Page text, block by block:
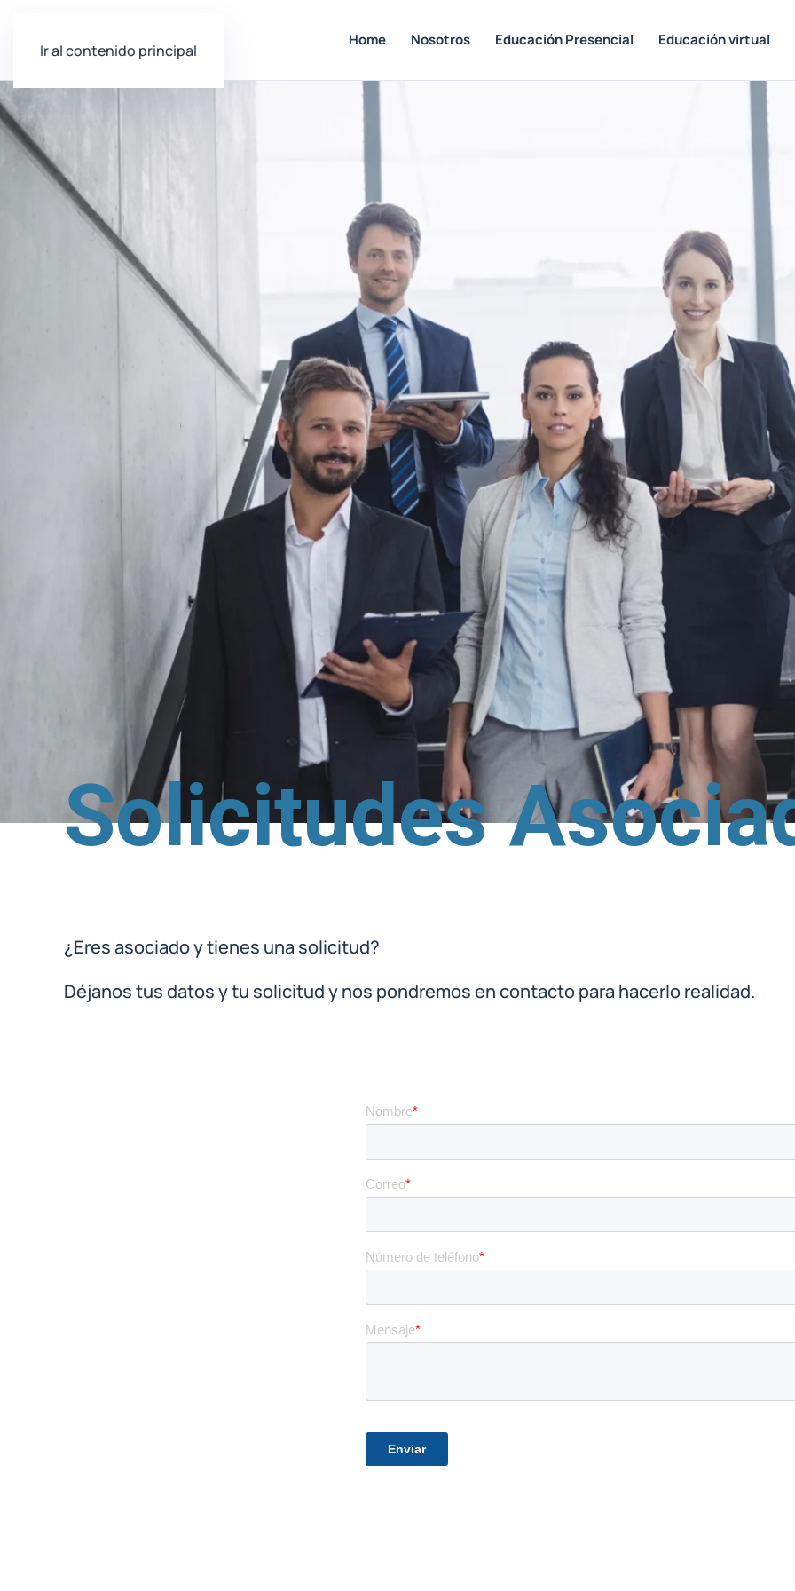
Ir al contenido principal
Home Nosotros Educación Presencial Educación virtual
Solicitudes
¿Eres asociado y tienes una solicitud?
Déjanos tus datos y tu solicitud y nos pondremos en contacto para hacerlo realidad.